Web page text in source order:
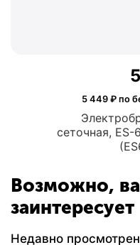
сеточная,
5 449₽ по
Возможно,
заинтересует
Недавно